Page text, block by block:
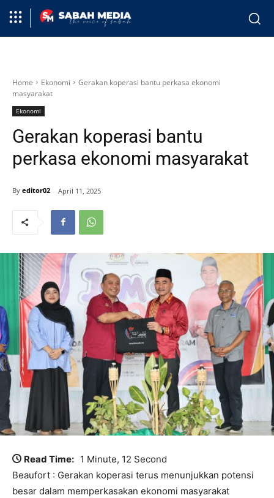
Home Ekonomi
Gerakan koperasi bantu perkasa ekonomi
masyarakat
Ekonomi
Gerakan koperasi bantu
perkasa ekonomi masyarakat
By editor02 April 11, 2025
Read Time: 1 Minute, 12 Second
Beaufort : Gerakan koperasi terus menunjukkan potensi
besar dalam memperkasakan ekonomi masyarakat